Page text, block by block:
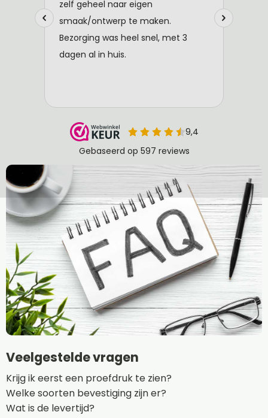
Veelgestelde vragen
Krijg ik eerst een proefdruk te zien?
Welke soorten bevestiging zijn er?
Wat is de levertijd?